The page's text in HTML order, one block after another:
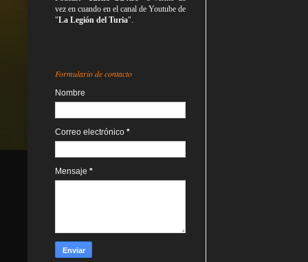
vez en cuando en el canal de Youtube de
"La Legión del Turia".
Formulario de contacto
Nombre
Correo electrónico *
Mensaje *